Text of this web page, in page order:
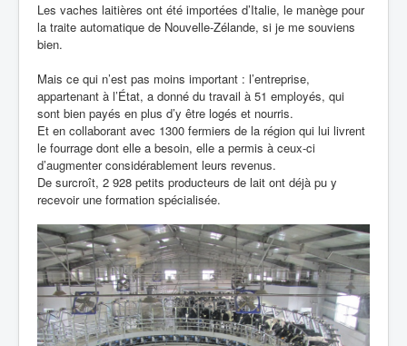
Les vaches laitières ont été importées d’Italie, le manège pour
la traite automatique de Nouvelle-Zélande, si je me souviens
bien.
Mais ce qui n’est pas moins important : l’entreprise,
appartenant à l’État, a donné du travail à 51 employés, qui
sont bien payés en plus d’y être logés et nourris.
Et en collaborant avec 1300 fermiers de la région qui lui livrent
le fourrage dont elle a besoin, elle a permis à ceux-ci
d’augmenter considérablement leurs revenus.
De surcroît, 2 928 petits producteurs de lait ont déjà pu y
recevoir une formation spécialisée.